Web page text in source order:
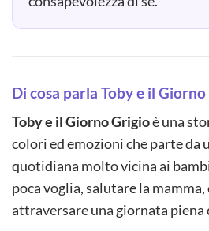
Di cosa parla Toby e il
Toby e il Giorno Grigioè una
colori ed emozioni che parte da
quotidiana molto vicina ai
poca voglia, salutare la mamma,
attraversare una giornata piena